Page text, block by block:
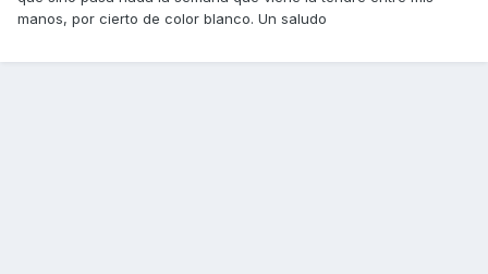
manos, por cierto de color blanco. Un saludo